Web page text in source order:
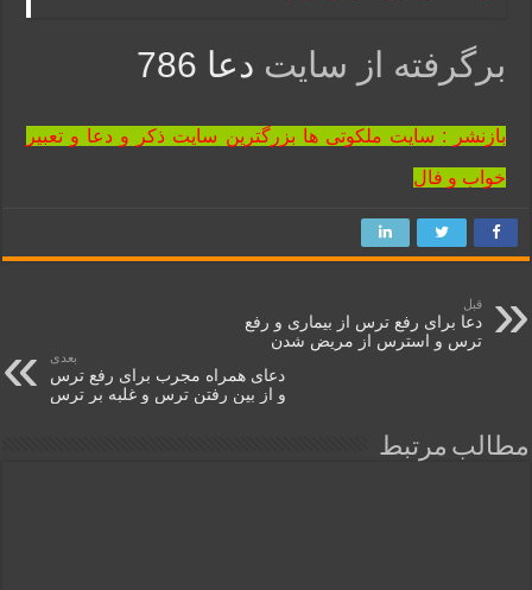
برگرفته از سایت دعا 786
بازنشر : سایت ملکوتی ها بزرگترین سایت ذکر و دعا و تعبیر
خواب و فال
قبل
دعا برای رفع ترس از بیماری و رفع
ترس و استرس از مریض شدن
بعدی
دعای همراه مجرب برای رفع ترس
و از بین رفتن ترس و غلبه بر ترس
مطالب مرتبط